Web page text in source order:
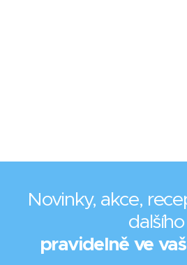
Novinky, akce,
dalšího
pravidelně ve